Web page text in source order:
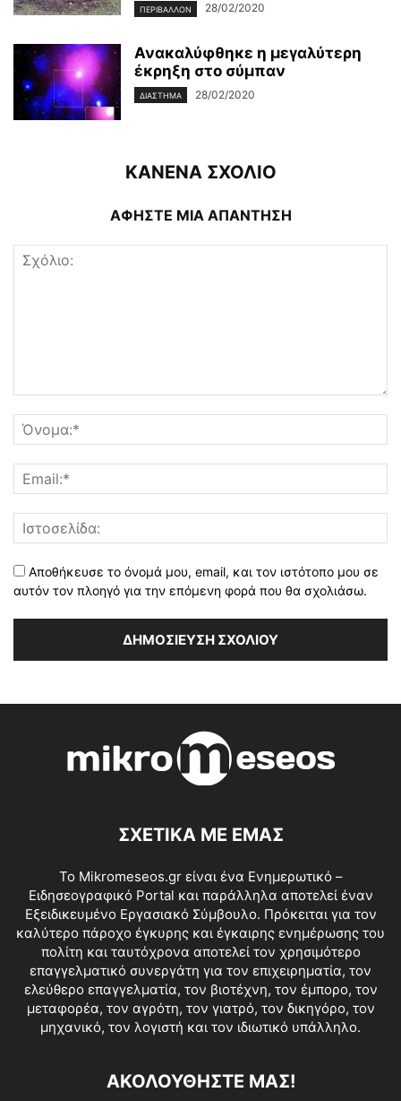
ΠΕΡΙΒΆΛΛΟΝ 28/02/2020
Ανακαλύφθηκε η μεγαλύτερη
έκρηξη στο σύμπαν
ΔΙΆΣΤΗΜΑ 28/02/2020
ΚΑΝΕΝΑ ΣΧΟΛΙΟ
ΑΦΗΣΤΕ ΜΙΑ ΑΠΑΝΤΗΣΗ
Αποθήκευσε το όνομά μου, email, και τον ιστότοπο μου σε
αυτόν τον πλοηγό για την επόμενη φορά που θα σχολιάσω.
ΣΧΕΤΙΚΑ ΜΕ ΕΜΑΣ
Το Mikromeseos.gr είναι ένα Ενημερωτικό –
Ειδησεογραφικό Portal και παράλληλα αποτελεί έναν
Εξειδικευμένο Εργασιακό Σύμβουλο. Πρόκειται για τον
καλύτερο πάροχο έγκυρης και έγκαιρης ενημέρωσης του
πολίτη και ταυτόχρονα αποτελεί τον χρησιμότερο
επαγγελματικό συνεργάτη για τον επιχειρηματία, τον
ελεύθερο επαγγελματία, τον βιοτέχνη, τον έμπορο, τον
μεταφορέα, τον αγρότη, τον γιατρό, τον δικηγόρο, τον
μηχανικό, τον λογιστή και τον ιδιωτικό υπάλληλο.
ΑΚΟΛΟΥΘΗΣΤΕ ΜΑΣ!